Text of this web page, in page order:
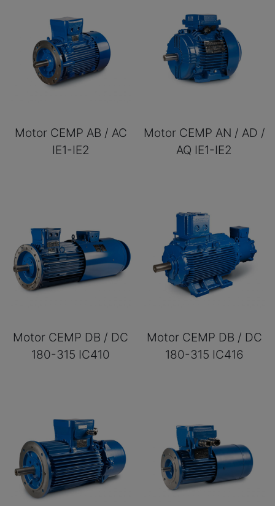
Motor CEMP AB / AC
IE1-IE2
Motor CEMP AN / AD /
AQ IE1-IE2
Motor CEMP DB / DC
180-315 IC410
Motor CEMP DB / DC
180-315 IC416